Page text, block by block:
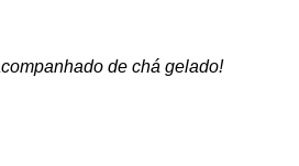
de chá gelado!